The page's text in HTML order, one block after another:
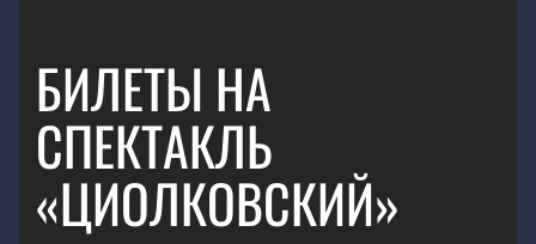
БИЛЕТЫ НА
СПЕКТАКЛЬ
«ЦИОЛКОВСКИЙ»